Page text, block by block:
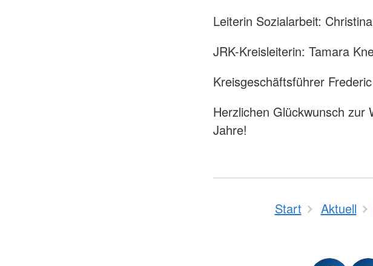
Leiterin Sozialarbeit:
JRK-Kreisleiterin: Tamara
Kreisgeschäftsführer
Herzlichen Glückwunsch zur
Jahre!
Start Aktuell